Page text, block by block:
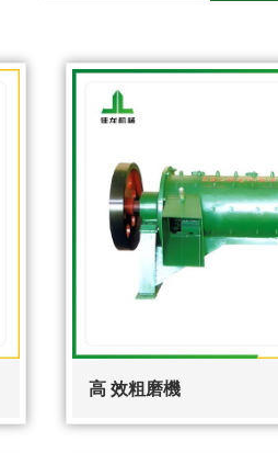
高 效粗磨機